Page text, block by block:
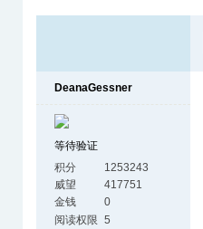
DeanaGessner
等待验证
积分
1253243
威望
417751
金钱
0
阅读权限 5